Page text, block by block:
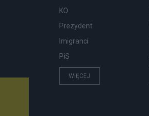
KO
Prezydent
Imigranci
PiS
WIĘCEJ